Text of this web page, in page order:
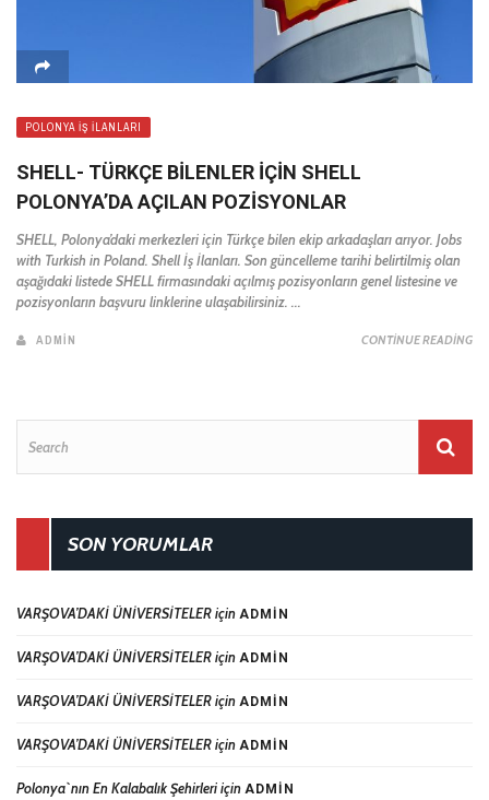
POLONYA İŞ İLANLARI
SHELL- TÜRKÇE BİLENLER İÇİN SHELL
POLONYA’DA AÇILAN POZİSYONLAR
SHELL, Polonya’daki merkezleri için Türkçe bilen ekip arkadaşları arıyor. Jobs
with Turkish in Poland. Shell İş İlanları. Son güncelleme tarihi belirtilmiş olan
aşağıdaki listede SHELL firmasındaki açılmış pozisyonların genel listesine ve
pozisyonların başvuru linklerine ulaşabilirsiniz. ...
ADMIN CONTINUE READING
SON YORUMLAR
VARŞOVA’DAKİ ÜNİVERSİTELERiçin ADMIN
VARŞOVA’DAKİ ÜNİVERSİTELERiçin ADMIN
VARŞOVA’DAKİ ÜNİVERSİTELERiçin ADMIN
VARŞOVA’DAKİ ÜNİVERSİTELERiçin ADMIN
Polonya`nın En Kalabalık Şehirleriiçin ADMIN